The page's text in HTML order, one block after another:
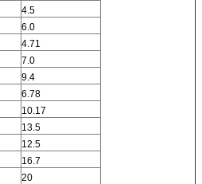
4.5
6.0
4.71
7.0
9.4
6.78
10.17
13.5
12.5
16.7
20